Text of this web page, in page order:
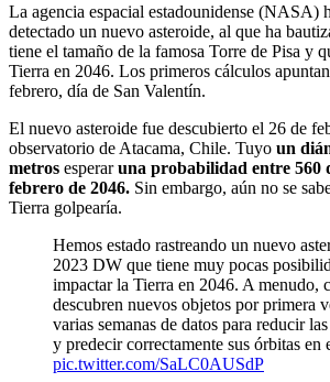
La agencia espacial estadounidense (NASA)
detectado un nuevo asteroide, al que ha
tiene el tamaño de la famosa Torre de Pisa y
Tierra en 2046. Los primeros cálculos
febrero, día de San Valentín.
El nuevo asteroide fue descubierto el 26 de
observatorio de Atacama, Chile. Tuyo un
metros esperaruna probabilidad entre 560
febrero de 2046. Sin embargo, aún no se
Tierra golpearía.
Hemos estado rastreando un nuevo
2023 DW que tiene muy pocas
impactar la Tierra en 2046. A menudo,
descubren nuevos objetos por primera
varias semanas de datos para reducir
y predecir correctamente sus órbitas
pic.twitter.com/SaLC0AUSdP